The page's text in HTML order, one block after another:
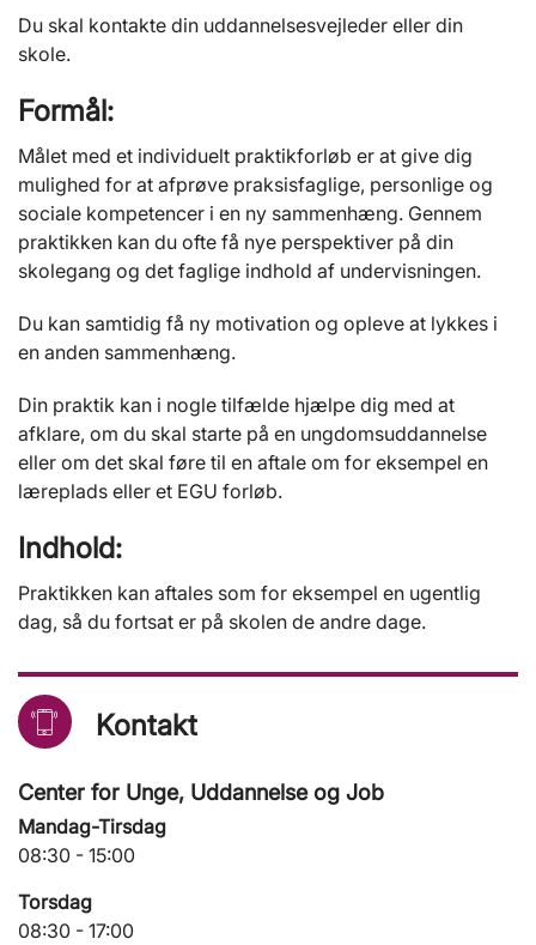
Du skal kontakte din uddannelsesvejleder eller din
skole.
Formål:
Målet med et individuelt praktikforløb er at give dig
mulighed for at afprøve praksisfaglige, personlige og
sociale kompetencer i en ny sammenhæng. Gennem
praktikken kan du ofte få nye perspektiver på din
skolegang og det faglige indhold af undervisningen.
Du kan samtidig få ny motivation og opleve at lykkes i
en anden sammenhæng.
Din praktik kan i nogle tilfælde hjælpe dig med at
afklare, om du skal starte på en ungdomsuddannelse
eller om det skal føre til en aftale om for eksempel en
læreplads eller et EGU forløb.
Indhold:
Praktikken kan aftales som for eksempel en ugentlig
dag, så du fortsat er på skolen de andre dage.
Kontakt
Center for Unge, Uddannelse og Job
Mandag-Tirsdag
08:30 - 15:00
Torsdag
08:30 - 17:00